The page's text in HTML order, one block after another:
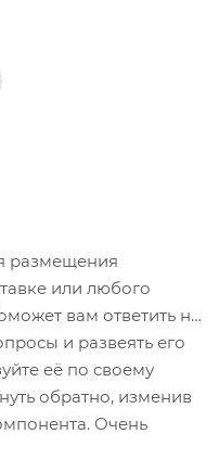
размещения
или любого
вам ответить на
и развеять его
её по своему
обратно, изменив
Очень